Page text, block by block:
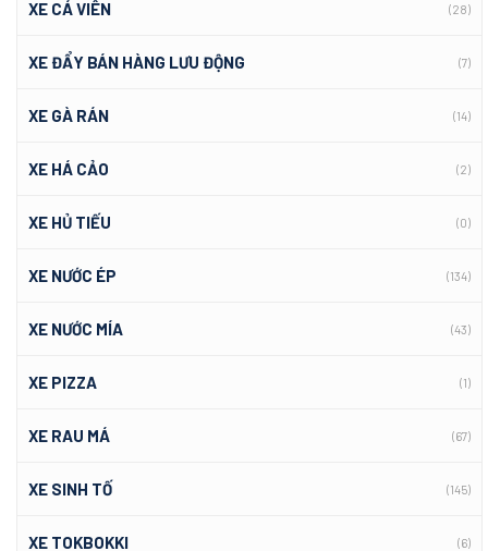
XE CÁ VIÊN (28)
XE ĐẨY BÁN HÀNG LƯU ĐỘNG (7)
XE GÀ RÁN (14)
XE HÁ CẢO (2)
XE HỦ TIẾU (0)
XE NƯỚC ÉP (134)
XE NƯỚC MÍA (43)
XE PIZZA (1)
XE RAU MÁ (67)
XE SINH TỐ (145)
XE TOKBOKKI (6)